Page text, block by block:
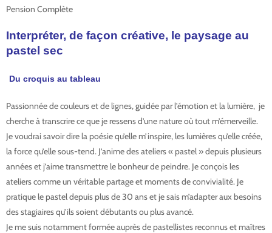
Pension Complète
Interpréter, de façon créative, le paysage au
pastel sec
Du croquis au tableau
Passionnée de couleurs et de lignes, guidée par l’émotion et la lumière, je
cherche à transcrire ce que je ressens d’une nature où tout m’émerveille.
Je voudrai savoir dire la poésie qu’elle m’inspire, les lumières qu’elle créée,
la force qu’elle sous-tend. J’anime des ateliers « pastel » depuis plusieurs
années et j’aime transmettre le bonheur de peindre. Je conçois les
ateliers comme un véritable partage et moments de convivialité. Je
pratique le pastel depuis plus de 30 ans et je sais m’adapter aux besoins
des stagiaires qu’ils soient débutants ou plus avancé.
Je me suis notamment formée auprès de pastellistes reconnus et maîtres